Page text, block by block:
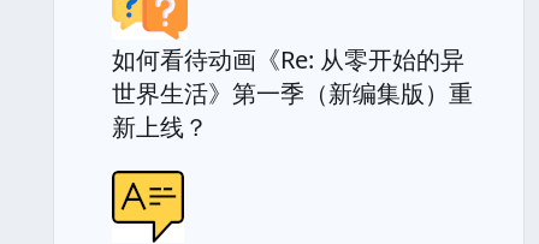
如何看待动画《Re: 从零开始的异
世界生活》第一季（新编集版）重
新上线？